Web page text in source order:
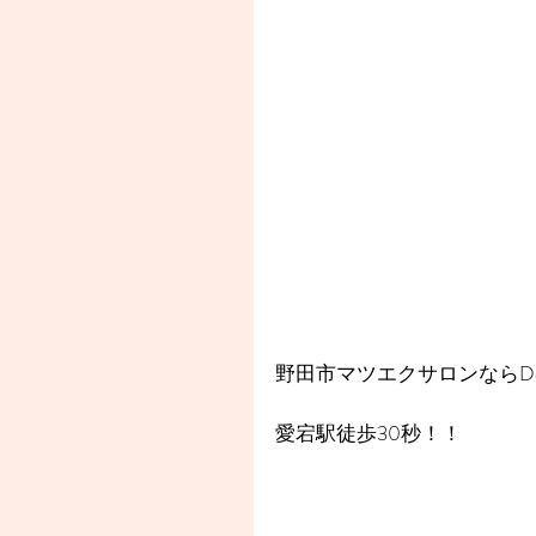
野田市マツエクサロンなら
愛宕駅徒歩30秒！！